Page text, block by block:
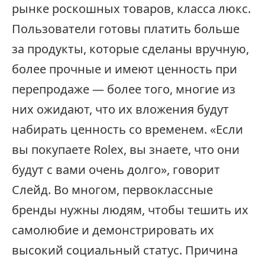
рынке роскошных товаров, класса люкс.
Пользователи готовы платить больше
за продукты, которые сделаны вручную,
более прочные и имеют ценность при
перепродаже — более того, многие из
них ожидают, что их вложения будут
набирать ценность со временем. «Если
вы покупаете Rolex, вы знаете, что они
будут с вами очень долго», говорит
Слейд. Во многом, первоклассные
бренды нужны людям, чтобы тешить их
самолюбие и демонстрировать их
высокий социальный статус. Причина